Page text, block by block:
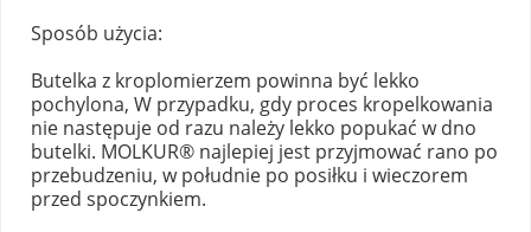
Sposób użycia:
Butelka z kroplomierzem powinna być lekko
pochylona, W przypadku, gdy proces kropelkowania
nie następuje od razu należy lekko popukać w dno
butelki. MOLKUR® najlepiej jest przyjmować rano po
przebudzeniu, w południe po posiłku i wieczorem
przed spoczynkiem.